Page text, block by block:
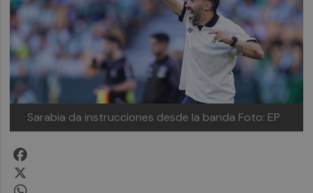
Sarabia da instrucciones desde la banda Foto: EP